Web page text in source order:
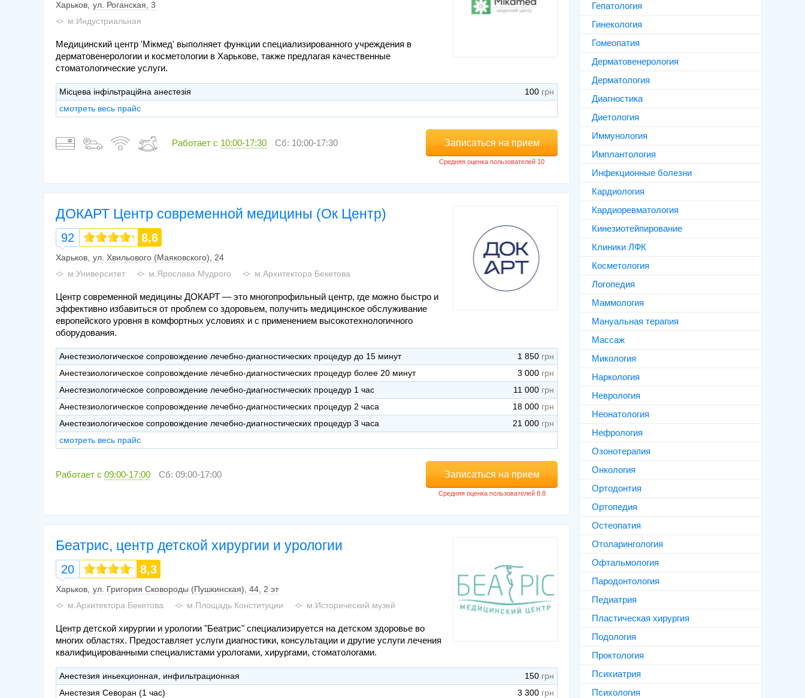
Харьков ул. Роганская, 3
м.Индустриальная
Медицинский центр 'Мікмед' выполняет функции специализированного учреждения в
дерматовенерологии и косметологии в Харькове, также предлагая качественные
стоматологические услуги.
Місцева інфільтраційна анестезія
100
смотреть весь прайс
Работает с 10:00-17:30 Сб: 10:00-17:30 Записаться на прием
ДОКАРТ Центр современной медицины (Ок Центр)
92 8,6
Харьков ул. Хвильового (Маяковского), 24
м.Университет
м.Ярослава Мудрого м.Архитектора Бекетова
Центр современной медицины ДОКАРТ — это многопрофильный центр, где можно быстро и
эффективно избавиться от проблем со здоровьем, получить медицинское обслуживание
европейского уровня в комфортных условиях и с применением высокотехнологичного
оборудования.
Анестезиологическое сопровождение лечебно-диагностических процедур до 15 минут
1 850
Анестезиологическое сопровождение лечебно-диагностических процедур более 20 минут
3 000
Анестезиологическое сопровождение лечебно-диагностических процедур 1 час
11 000
Анестезиологическое сопровождение лечебно-диагностических процедур 2 часа
18 000
Анестезиологическое сопровождение лечебно-диагностических процедур 3 часа
21 000
смотреть весь прайс
Работает с 09:00-17:00 Сб: 09:00-17:00 Записаться на прием
Беатрис, центр детской хирургии и урологии
20 8,3
Харьков ул. Григория Сковороды (Пушкинская), 44, 2 эт
м.Архитектора Бекетова
м.Площадь Конституции м.Исторический музей
Центр детской хирургии и урологии "Беатрис" специализируется на детском здоровье во
многих областях. Предоставляет услуги диагностики, консультации и другие услуги лечения
квалифицированными специалистами урологами, хирургами, стоматологами.
Анестезия иньекционная, инфильтрационная
150
Анестезия Севоран (1 час)
3 300
Гепатология
Гинекология
Гомеопатия
Дерматовенерология
Дерматология
Диагностика
Диетология
Иммунология
Имплантология
Инфекционные болезни
Кардиология
Кардиоревматология
Кинезиотейпирование
Клиники ЛФК
Косметология
Логопедия
Маммология
Мануальная терапия
Массаж
Микология
Наркология
Неврология
Неонатология
Нефрология
Озонотерапия
Онкология
Ортодонтия
Ортопедия
Остеопатия
Отоларингология
Офтальмология
Пародонтология
Педиатрия
Пластическая хирургия
Подология
Проктология
Психиатрия
Психология